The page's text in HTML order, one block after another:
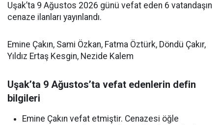
Uşak’ta 9 Ağustos 2026 günü vefat eden 6 vatandaşın
cenaze ilanları yayınlandı.
Emine Çakın, Sami Özkan, Fatma Öztürk, Döndü Çakır,
Yıldız Ertaş Kesgin, Nezide Kalem
Uşak’ta 9 Ağustos’ta vefat edenlerin defin
bilgileri
Emine Çakın vefat etmiştir. Cenazesi öğle